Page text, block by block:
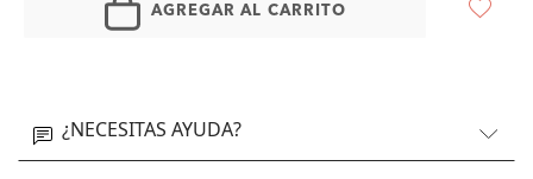
AGREGAR AL CARRITO
¿NECESITAS AYUDA?